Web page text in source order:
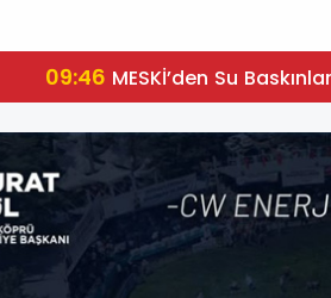
09:46 MESKİ’den Su